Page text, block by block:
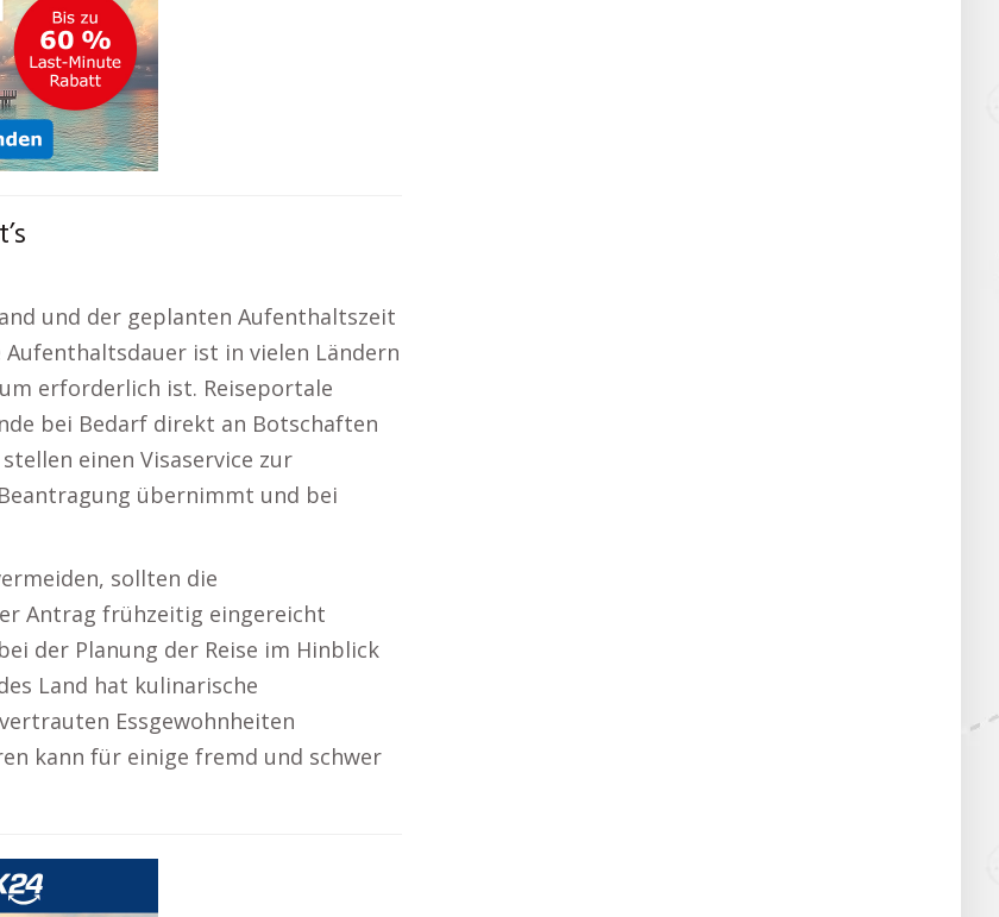
und der geplanten Aufenthaltszeit
ist in vielen Ländern
erforderlich ist. Reiseportale
bei Bedarf direkt an Botschaften
einen Visaservice zur
übernimmt und bei
sollten die
Antrag frühzeitig eingereicht
der Planung der Reise im Hinblick
Land hat kulinarische
Essgewohnheiten
kann für einige fremd und schwer